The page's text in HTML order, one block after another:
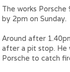
The works
by 2pm on Sunday.
Around after
after a pit stop. He
Porsche to catch